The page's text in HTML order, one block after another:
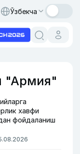
Ўзбекча
"Армия"
хавфи
фойдаланиш